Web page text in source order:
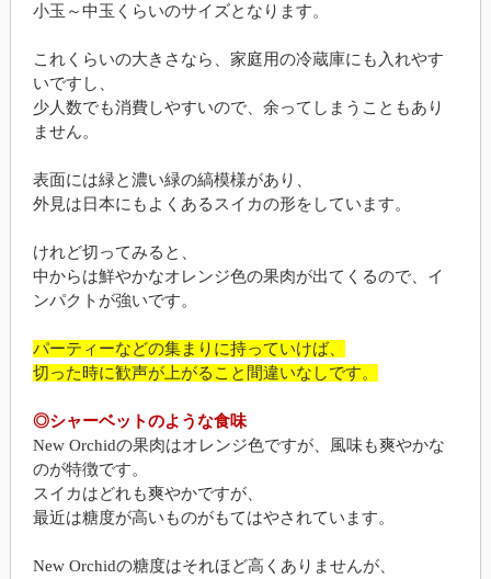
小玉～中玉くらいのサイズとなります。
これくらいの大きさなら、家庭用の冷蔵庫にも入れやす
いですし、
少人数でも消費しやすいので、余ってしまうこともあり
ません。
表面には緑と濃い緑の縞模様があり、
外見は日本にもよくあるスイカの形をしています。
けれど切ってみると、
中からは鮮やかなオレンジ色の果肉が出てくるので、イ
ンパクトが強いです。
パーティーなどの集まりに持っていけば、
切った時に歓声が上がること間違いなしです。
◎シャーベットのような食味
New Orchidの果肉はオレンジ色ですが、風味も爽やかな
のが特徴です。
スイカはどれも爽やかですが、
最近は糖度が高いものがもてはやされています。
New Orchidの糖度はそれほど高くありませんが、